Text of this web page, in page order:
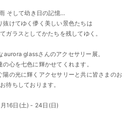
そして幼き日の記憶…
抜けてゆく儚く美しい景色たちは
ガラスとしてかたちを残してゆく。
aurora glassさんのアクセサリー展。
心を七色に輝かせてくれます。
陽の光に輝くアクセサリーと共に皆さまのお
待ちしております。
16日(土) - 24日(日)